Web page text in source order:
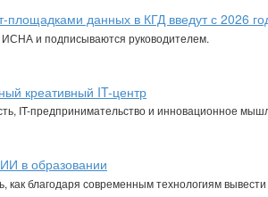
площадками данных в КГД введут с 2026
и подписываются руководителем.
креативный IT-центр
IT-предпринимательство и инновационное
в образовании
благодаря современным технологиям